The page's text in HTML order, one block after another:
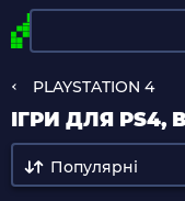
PLAYSTATION 4
ІГРИ ДЛЯ PS4,
Популярні